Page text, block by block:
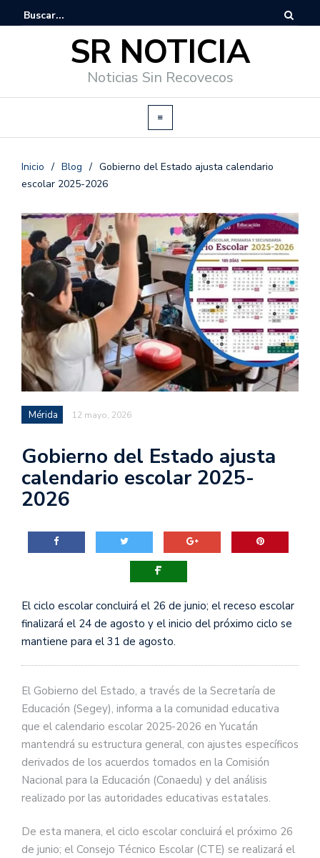
SR NOTICIA
Noticias Sin Recovecos
Inicio / Blog / Gobierno del Estado ajusta calendario
escolar 2025-2026
Mérida 12 mayo, 2026
Gobierno del Estado ajusta
calendario escolar 2025-
2026
El ciclo escolar concluirá el 26 de junio; el receso escolar
finalizará el 24 de agosto y el inicio del próximo ciclo se
mantiene para el 31 de agosto.
El Gobierno del Estado, a través de la Secretaría de
Educación (Segey), informa a la comunidad educativa
que el calendario escolar 2025-2026 en Yucatán
mantendrá su estructura general, con ajustes específicos
derivados de los acuerdos tomados en la Comisión
Nacional para la Educación (Conaedu) y del análisis
realizado por las autoridades educativas estatales.
De esta manera, el ciclo escolar concluirá el próximo 26
de junio; el Consejo Técnico Escolar (CTE) se realizará el